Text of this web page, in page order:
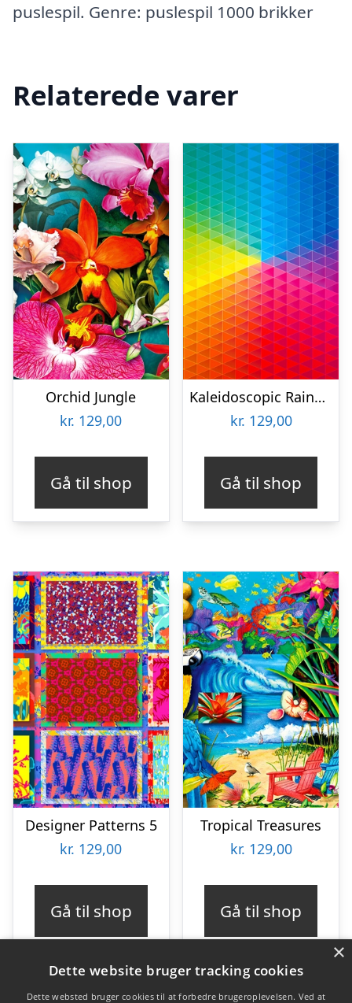
puslespil. Genre: puslespil 1000 brikker
Relaterede varer
Orchid Jungle
kr. 129,00
Gå til shop
Kaleidoscopic Rainbow
kr. 129,00
Gå til shop
Designer Patterns 5
kr. 129,00
Gå til shop
Tropical Treasures
kr. 129,00
Gå til shop
×
Dette website bruger tracking cookies
Dette websted bruger cookies til at forbedre brugeroplevelsen. Ved at